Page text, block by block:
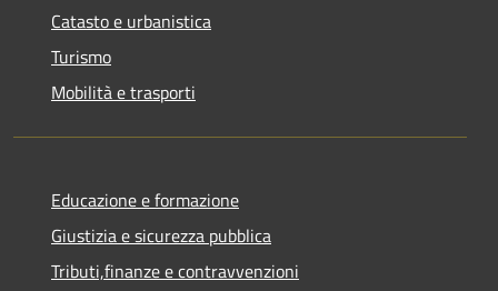
Catasto e urbanistica
Turismo
Mobilità e trasporti
Educazione e formazione
Giustizia e sicurezza pubblica
Tributi,finanze e contravvenzioni